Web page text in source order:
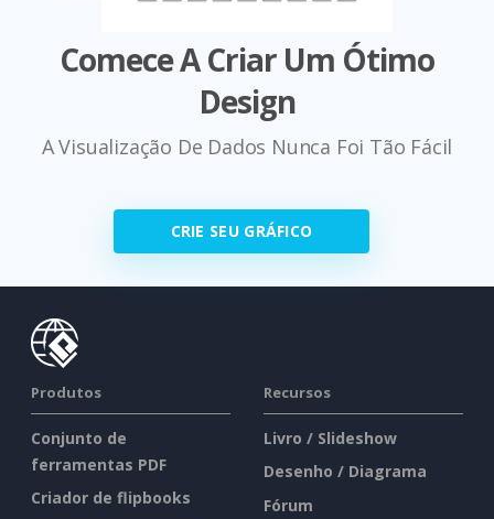
Comece A Criar Um Ótimo
Design
A Visualização De Dados Nunca Foi Tão Fácil
CRIE SEU GRÁFICO
Produtos
Conjunto de
ferramentas PDF
Criador de flipbooks
Recursos
Livro / Slideshow
Desenho / Diagrama
Fórum